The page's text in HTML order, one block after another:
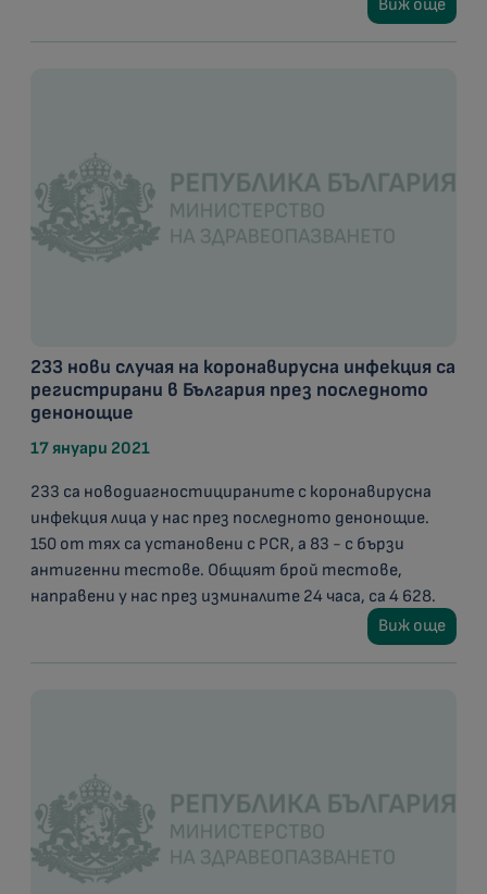
Виж още
233 нови случая на коронавирусна инфекция са
регистрирани в България през последното
денонощие
17 януари 2021
233 са новодиагностицираните с коронавирусна
инфекция лица у нас през последното денонощие.
150 от тях са установени с PCR, а 83 - с бързи
антигенни тестове. Общият брой тестове,
направени у нас през изминалите 24 часа, са 4 628.
Виж още